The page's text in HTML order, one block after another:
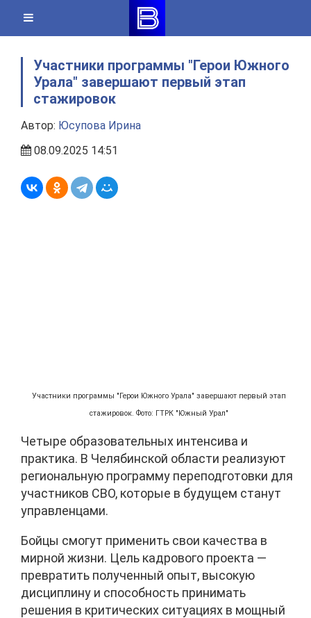
content
Участники программы "Герои Южного
Урала" завершают первый этап
стажировок
Автор: Юсупова Ирина
08.09.2025 14:51
Участники программы "Герои Южного Урала" завершают первый этап
стажировок. Фото: ГТРК "Южный Урал"
Четыре образовательных интенсива и
практика. В Челябинской области реализуют
региональную программу переподготовки для
участников СВО, которые в будущем станут
управленцами.
Бойцы смогут применить свои качества в
мирной жизни. Цель кадрового проекта —
превратить полученный опыт, высокую
дисциплину и способность принимать
решения в критических ситуациях в мощный